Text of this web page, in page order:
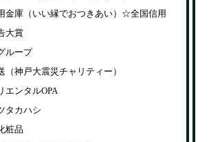
金庫（いい縁でおつきあい）☆全国信用
大賞
ループ
（神戸大震災チャリティー）
エンタルOPA
タカハシ
粧品